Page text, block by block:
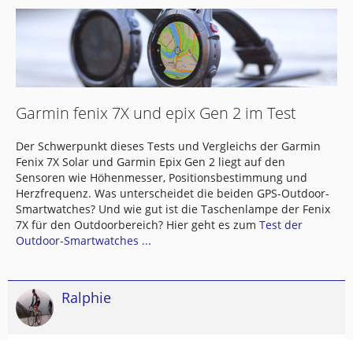
Garmin fenix 7X und epix Gen 2 im Test
Der Schwerpunkt dieses Tests und Vergleichs der Garmin
Fenix 7X Solar und Garmin Epix Gen 2 liegt auf den
Sensoren wie Höhenmesser, Positionsbestimmung und
Herzfrequenz. Was unterscheidet die beiden GPS-Outdoor-
Smartwatches? Und wie gut ist die Taschenlampe der Fenix
7X für den Outdoorbereich? Hier geht es zum Test der
Outdoor-Smartwatches ...
Ralphie